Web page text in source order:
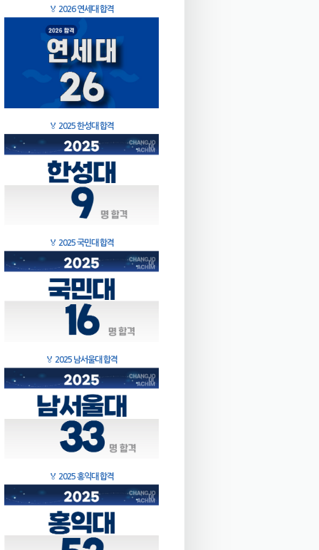
🏅 2026 연세대 합격
🏅 2025 한성대 합격
🏅 2025 국민대 합격
🏅 2025 남서울대 합격
🏅 2025 홍익대 합격